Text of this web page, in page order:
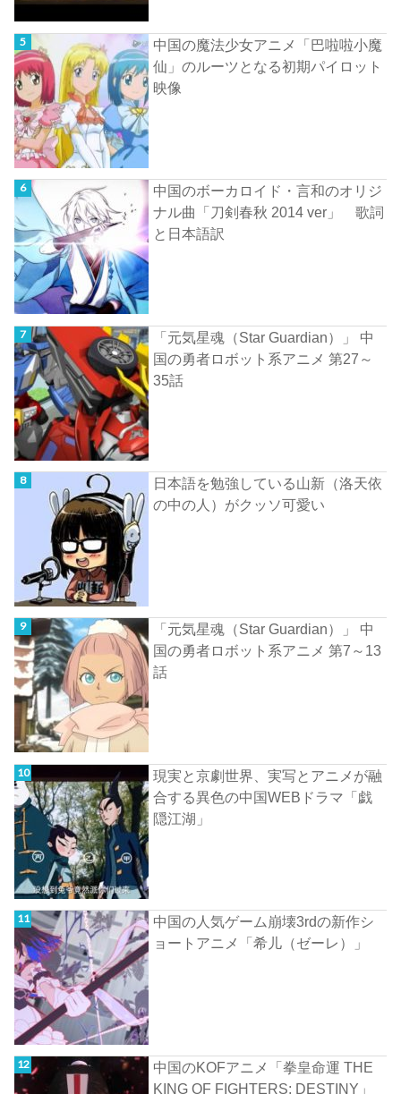
中国の魔法少女アニメ「巴啦啦小魔
仙」のルーツとなる初期パイロット
映像
中国のボーカロイド・言和のオリジ
ナル曲「刀剣春秋 2014 ver」 歌詞
と日本語訳
「元気星魂（Star Guardian）」 中
国の勇者ロボット系アニメ 第27～
35話
日本語を勉強している山新（洛天依
の中の人）がクッソ可愛い
「元気星魂（Star Guardian）」 中
国の勇者ロボット系アニメ 第7～13
話
現実と京劇世界、実写とアニメが融
合する異色の中国WEBドラマ「戯
隠江湖」
中国の人気ゲーム崩壊3rdの新作シ
ョートアニメ「希儿（ゼーレ）」
中国のKOFアニメ「拳皇命運 THE
KING OF FIGHTERS: DESTINY」